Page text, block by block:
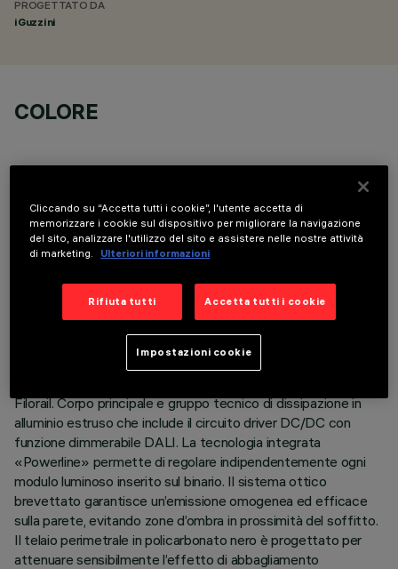
PROGETTATO DA
iGuzzini
COLORE
DATI TECNICI
Apparecchio miniaturizzato lineare ad incasso per sorgenti
Filorail. Corpo principale e gruppo tecnico di dissipazione in
alluminio estruso che include il circuito driver DC/DC con
funzione dimmerabile DALI. La tecnologia integrata
«Powerline» permette di regolare indipendentemente ogni
modulo luminoso inserito sul binario. Il sistema ottico
brevettato garantisce un’emissione omogenea ed efficace
sulla parete, evitando zone d’ombra in prossimità del soffitto.
Il telaio perimetrale in policarbonato nero è progettato per
attenuare sensibilmente l’effetto di abbagliamento
Cliccando su “Accetta tutti i cookie”, l'utente accetta di
memorizzare i cookie sul dispositivo per migliorare la navigazione
del sito, analizzare l'utilizzo del sito e assistere nelle nostre attività
di marketing.
Ulteriori informazioni
Rifiuta tutti Accetta tutti i cookie
Impostazioni cookie